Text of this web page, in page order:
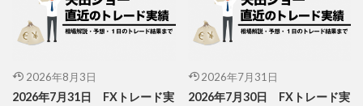
2026年8月3日
2026年7月31日 FXトレード実
2026年7月31日
2026年7月30日 FXトレード実